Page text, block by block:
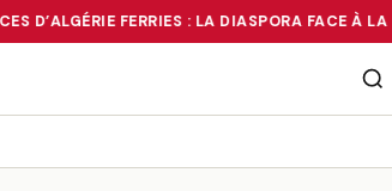
D’ALGÉRIE FERRIES : LA DIASPORA FACE À LA
FERRIES : LA DIASPORA FACE À LA